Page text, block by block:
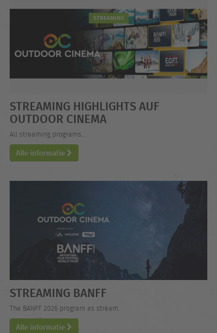
STREAMING HIGHLIGHTS AUF
OUTDOOR CINEMA
All streaming programs...
Alle informatie
STREAMING BANFF
The BANFF 2026 program as stream.
Alle informatie